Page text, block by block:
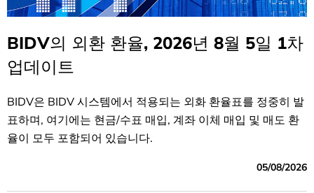
BIDV의 외환 환율, 2026년 8월 5일 1차
업데이트
BIDV은 BIDV 시스템에서 적용되는 외화 환율표를 정중히 발
표하며, 여기에는 현금/수표 매입, 계좌 이체 매입 및 매도 환
율이 모두 포함되어 있습니다.
05/08/2026